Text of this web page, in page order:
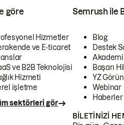
göre
Hizmetler
ve E-ticaret
ve B2B Teknolojisi
Hizmeti
işletme
sektörleri gör
Semrush ile
Blog
Destek
Akademi
Başarı
YZ
Webinar
Haberler
BILETINIZI